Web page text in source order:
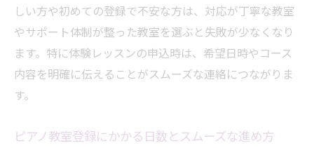
しい方や初めての登録で不安な方は、対応が丁寧な教室
やサポート体制が整った教室を選ぶと失敗が少なくなり
ます。特に体験レッスンの申込時は、希望日時やコース
内容を明確に伝えることがスムーズな連絡につながりま
す。
ピアノ教室登録にかかる日数とスムーズな進め方